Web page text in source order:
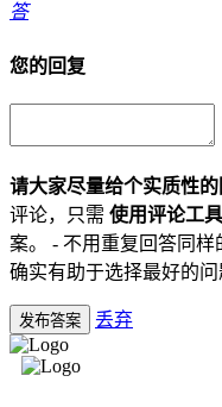
答
您的回复
请大家尽量给个实质性的
评论，只需 使用评论工
案。 - 不用重复回答同
确实有助于选择最好的
发布答案 丢弃